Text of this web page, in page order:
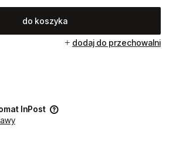
do koszyka
dodaj do przechowalni
InPost
ewentualnych kosztów płatności